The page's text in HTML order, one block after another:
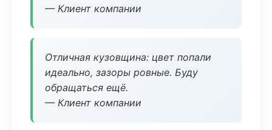
— Клиент компании
Отличная кузовщина: цвет попали
идеально, зазоры ровные. Буду
обращаться ещё.
— Клиент компании